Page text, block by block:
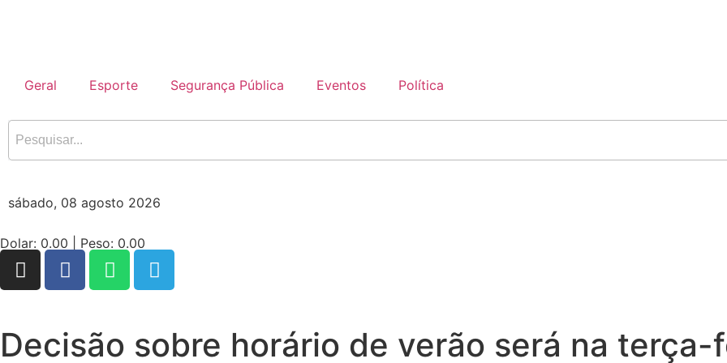
Geral Esporte Segurança Pública Eventos Política
sábado, 08 agosto 2026
Dolar: 0.00 | Peso: 0.00
Decisão sobre horário de verão será na terça-